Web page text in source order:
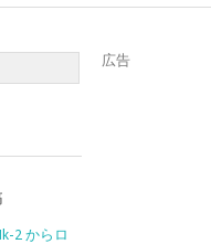
2 からロ
広告